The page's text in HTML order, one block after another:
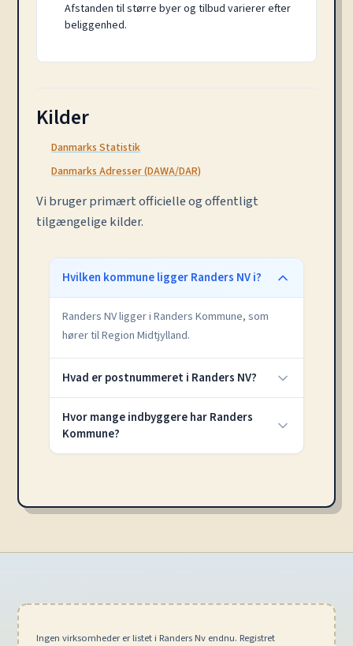
Afstanden til større byer og tilbud varierer efter
beliggenhed.
Kilder
Danmarks Statistik
Danmarks Adresser (DAWA/DAR)
Vi bruger primært officielle og offentligt
tilgængelige kilder.
Hvilken kommune ligger Randers NV i?
Randers NV ligger i Randers Kommune, som
hører til Region Midtjylland.
Hvad er postnummeret i Randers NV?
Hvor mange indbyggere har Randers
Kommune?
Ingen virksomheder er listet i Randers Nv endnu. Registret